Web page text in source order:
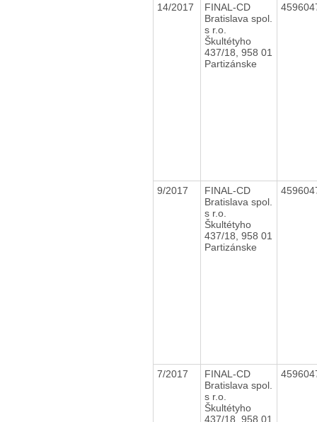
14/2017
FINAL-CD
Bratislava spol.
s r.o.
Škultétyho
437/18, 958 01
Partizánske
9/2017
FINAL-CD
Bratislava spol.
s r.o.
Škultétyho
437/18, 958 01
Partizánske
7/2017
FINAL-CD
Bratislava spol.
s r.o.
Škultétyho
437/18, 958 01